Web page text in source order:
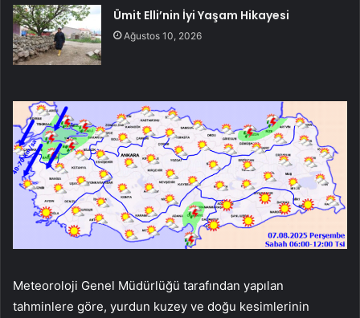
Ümit Elli’nin İyi Yaşam Hikayesi
Ağustos 10, 2026
Meteoroloji Genel Müdürlüğü tarafından yapılan
tahminlere göre, yurdun kuzey ve doğu kesimlerinin